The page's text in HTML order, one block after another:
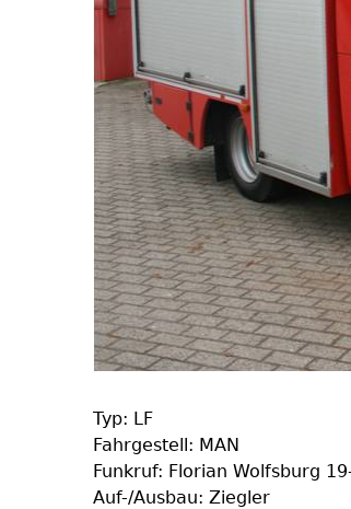
Typ: LF
Fahrgestell: MAN
Funkruf: Florian Wolfsburg
Auf-/Ausbau: Ziegler